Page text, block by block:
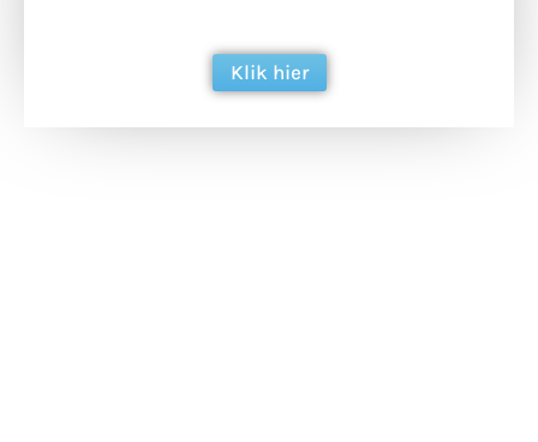
Klik hier